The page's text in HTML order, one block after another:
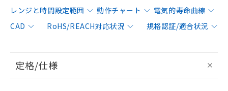
レンジと時間設定範囲
動作チャート
電気的寿命曲線
CAD
RoHS/REACH対応状況 規格認証/適合状況
定格/仕様